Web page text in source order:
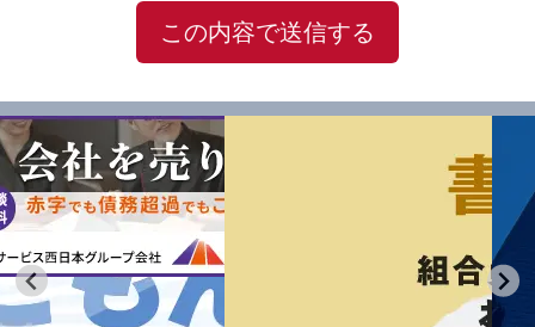
この内容で送信する